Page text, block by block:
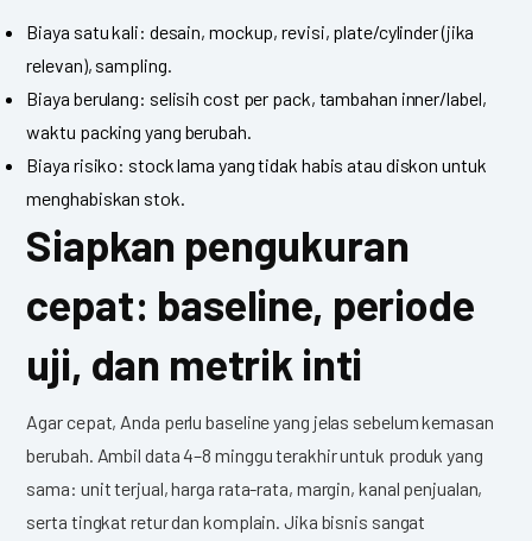
Biaya satu kali: desain, mockup, revisi, plate/cylinder (jika
relevan), sampling.
Biaya berulang: selisih cost per pack, tambahan inner/label,
waktu packing yang berubah.
Biaya risiko: stock lama yang tidak habis atau diskon untuk
menghabiskan stok.
Siapkan pengukuran
cepat: baseline, periode
uji, dan metrik inti
Agar cepat, Anda perlu baseline yang jelas sebelum kemasan
berubah. Ambil data 4–8 minggu terakhir untuk produk yang
sama: unit terjual, harga rata-rata, margin, kanal penjualan,
serta tingkat retur dan komplain. Jika bisnis sangat